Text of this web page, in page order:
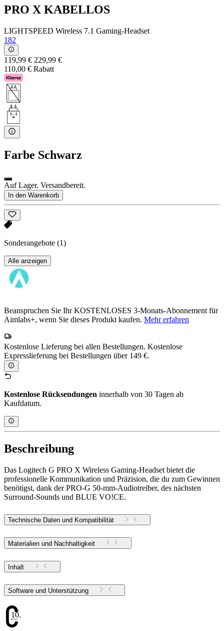
PRO X KABELLOS
LIGHTSPEED Wireless 7.1 Gaming-Headset
182
119,99 € 229,99 €
110,00 € Rabatt
Farbe Schwarz
Auf Lager. Versandbereit.
In den Warenkorb
Sonderangebote (1)
Alle anzeigen
Beanspruchen Sie Ihr KOSTENLOSES 3-Monats-Abonnement für
Aimlabs+, wenn Sie dieses Produkt kaufen. Mehr erfahren
Kostenlose Lieferung bei allen Bestellungen. Kostenlose
Expresslieferung bei Bestellungen über 149 €.
Kostenlose Rücksendungen innerhalb von 30 Tagen ab
Kaufdatum.
Beschreibung
Das Logitech G PRO X Wireless Gaming-Headset bietet die
professionelle Kommunikation und Präzision, die du zum Gewinnen
benötigst, dank der PRO-G 50-mm-Audiotreiber, des nächsten
Surround-Sounds und BLUE VO!CE.
Technische Daten und Kompatibilität
Materialien und Nachhaltigkeit
Inhalt
Software und Unterstützung
10.34